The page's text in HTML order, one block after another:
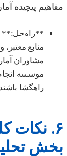
مفاهیم پیچیده
**راه‌حل:**
منابع
مشاوران
موسسه انجام
راهگشا
۶. نکات
بخش